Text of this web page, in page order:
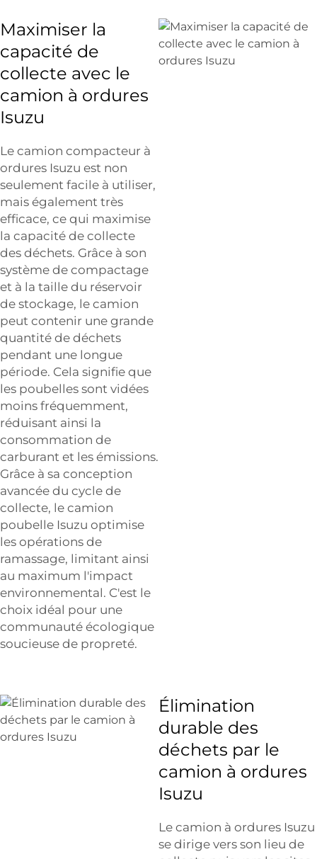
Maximiser la
capacité de
collecte avec le
camion à ordures
Isuzu
Le camion compacteur à
ordures Isuzu est non
seulement facile à utiliser,
mais également très
efficace, ce qui maximise
la capacité de collecte
des déchets. Grâce à son
système de compactage
et à la taille du réservoir
de stockage, le camion
peut contenir une grande
quantité de déchets
pendant une longue
période. Cela signifie que
les poubelles sont vidées
moins fréquemment,
réduisant ainsi la
consommation de
carburant et les émissions.
Grâce à sa conception
avancée du cycle de
collecte, le camion
poubelle Isuzu optimise
les opérations de
ramassage, limitant ainsi
au maximum l'impact
environnemental. C'est le
choix idéal pour une
communauté écologique
soucieuse de propreté.
Élimination
durable des
déchets par le
camion à ordures
Isuzu
Le camion à ordures Isuzu
se dirige vers son lieu de